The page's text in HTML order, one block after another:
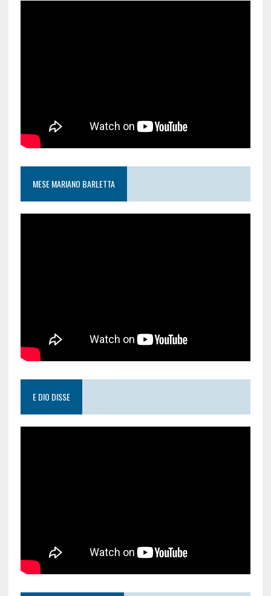
MESE MARIANO BARLETTA
E DIO DISSE